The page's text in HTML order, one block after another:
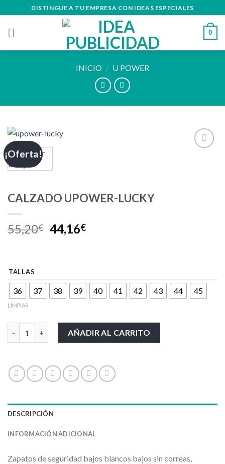
content
DISTINGUE A TU EMPRESA CON IDEAS ESPECIALES
0
INICIO / U POWER
¡Oferta!
CALZADO UPOWER-LUCKY
55,20€ 44,16€
TALLAS
36 37 38 39 40 41 42 43 44 45
LIMPIAR
CALZADO UPOWER-LUCKY cantidad
AÑADIR AL CARRITO
DESCRIPCIÓN
INFORMACIÓN ADICIONAL
Zapatos de seguridad bajos blancos bajos sin correas,